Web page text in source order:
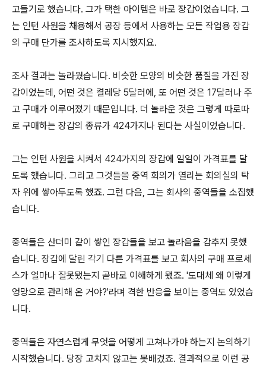
고들기로 했습니다. 그가 택한 아이템은 바로 장갑이었습니다. 그
는 인턴 사원을 채용해서 공장 등에서 사용하는 모든 작업용 장갑
의 구매 단가를 조사하도록 지시했지요.
조사 결과는 놀라웠습니다. 비슷한 모양의 비슷한 품질을 가진 장
갑이었는데, 어떤 것은 켤레당 5달러에, 또 어떤 것은 17달러나 주
고 구매가 이루어졌기 때문입니다. 더 놀라운 것은 그렇게 따로따
로 구매하는 장갑의 종류가 424가지나 된다는 사실이었습니다.
그는 인턴 사원을 시켜서 424가지의 장갑에 일일이 가격표를 달
도록 했습니다. 그리고 그것들을 중역 회의가 열리는 회의실의 탁
자 위에 쌓아두도록 했죠. 그런 다음, 그는 회사의 중역들을 소집했
습니다.
중역들은 산더미 같이 쌓인 장갑들을 보고 놀라움을 감추지 못했
습니다. 장갑에 달린 각기 다른 가격표를 보고 회사의 구매 프로세
스가 얼마나 잘못됐는지 곧바로 이해하게 됐죠. '도대체 왜 이렇게
엉망으로 관리해 온 거야?'라며 격한 반응을 보이는 중역도 있었습
니다.
중역들은 자연스럽게 무엇을 어떻게 고쳐나가야 하는지 논의하기
시작했습니다. 당장 고치지 않고는 못배겼죠. 결과적으로 이런 공